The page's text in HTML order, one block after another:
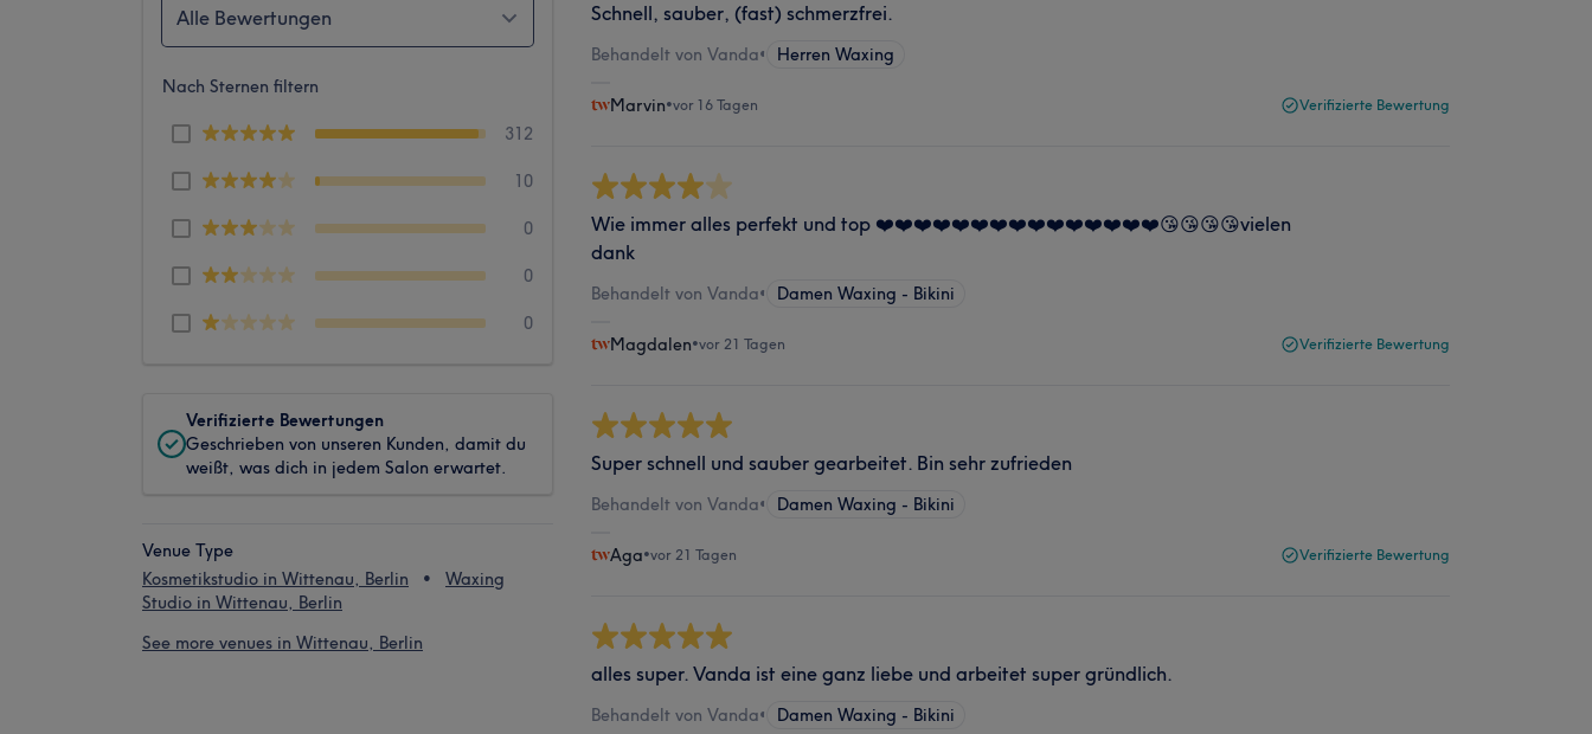
Alle Bewertungen
Nach Sternen filtern
312
10
0
0
0
Verifizierte Bewertungen
Geschrieben von unseren Kunden, damit du
weißt, was dich in jedem Salon erwartet.
Venue Type
Kosmetikstudio in Wittenau, Berlin
Waxing
Studio in Wittenau, Berlin
See more venues in Wittenau, Berlin
Schnell, sauber, (fast) schmerzfrei.
Behandelt von Vanda• Herren Waxing
Marvin•vor 16 Tagen Verifizierte Bewertung
Wie immer alles perfekt und top ❤️❤️❤️❤️❤️❤️❤️❤️❤️❤️❤️❤️❤️❤️❤️😘😘😘😘vielen
dank
Behandelt von Vanda• Damen Waxing - Bikini
Magdalen•vor 21 Tagen Verifizierte Bewertung
Super schnell und sauber gearbeitet. Bin sehr zufrieden
Behandelt von Vanda• Damen Waxing - Bikini
Aga•vor 21 Tagen Verifizierte Bewertung
alles super. Vanda ist eine ganz liebe und arbeitet super gründlich.
Behandelt von Vanda• Damen Waxing - Bikini